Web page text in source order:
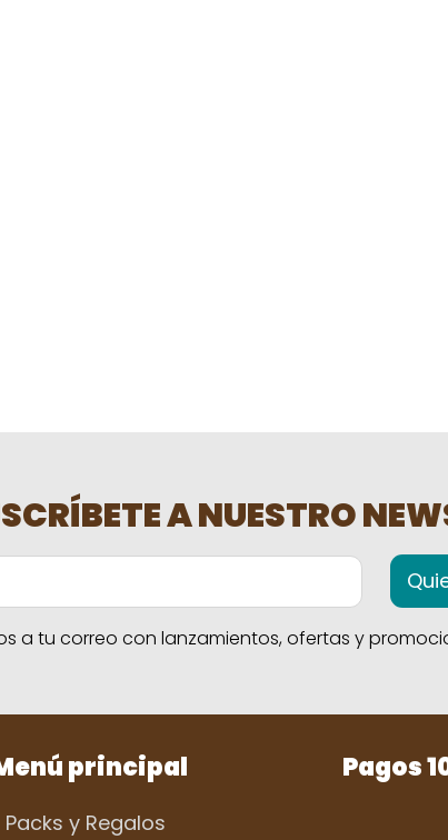
A NUESTRO
a tu correo con lanzamientos, ofertas y
principal
Packs y Regalos
Pagos